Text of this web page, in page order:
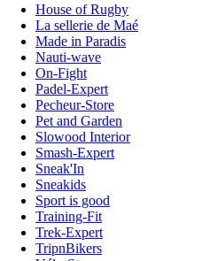
House of Rugby
La sellerie de Maé
Made in Paradis
Nauti-wave
On-Fight
Padel-Expert
Pecheur-Store
Pet and Garden
Slowood Interior
Smash-Expert
Sneak'In
Sneakids
Sport is good
Training-Fit
Trek-Expert
TripnBikers